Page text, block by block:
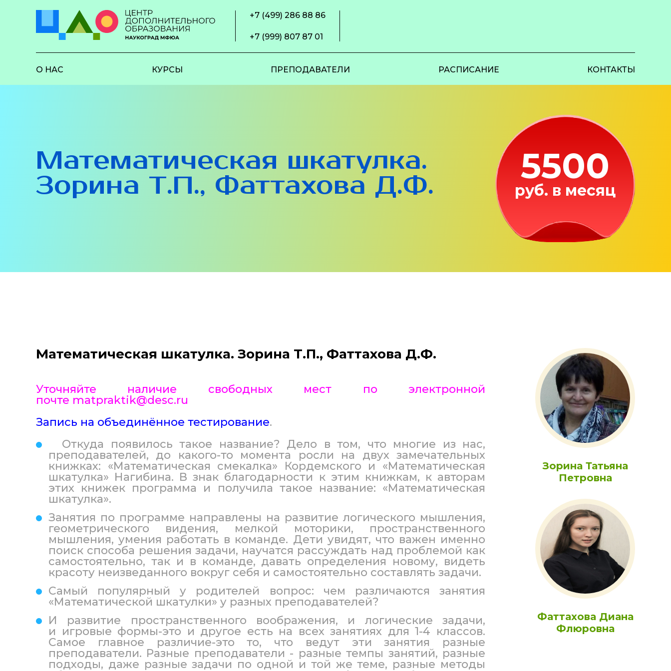
+7 (499) 286 88 86
+7 (999) 807 87 01
О НАС КУРСЫ ПРЕПОДАВАТЕЛИ РАСПИСАНИЕ КОНТАКТЫ
Математическая шкатулка.
Зорина Т.П., Фаттахова Д.Ф.
5500
руб. в месяц
Математическая шкатулка. Зорина Т.П., Фаттахова Д.Ф.
Уточняйте наличие свободных мест по электронной
почте matрraktik@desc.ru
Запись на объединённое тестирование.
Откуда появилось такое название? Дело в том, что многие из нас,
преподавателей, до какого-то момента росли на двух замечательных
книжках: «Математическая смекалка» Кордемского и «Математическая
шкатулка» Нагибина. В знак благодарности к этим книжкам, к авторам
этих книжек программа и получила такое название: «Математическая
шкатулка».
Занятия по программе направлены на развитие логического мышления,
геометрического видения, мелкой моторики, пространственного
мышления, умения работать в команде. Дети увидят, что важен именно
поиск способа решения задачи, научатся рассуждать над проблемой как
самостоятельно, так и в команде, давать определения новому, видеть
красоту неизведанного вокруг себя и самостоятельно составлять задачи.
Самый популярный у родителей вопрос: чем различаются занятия
«Математической шкатулки» у разных преподавателей?
И развитие пространственного воображения, и логические задачи,
и игровые формы-это и другое есть на всех занятиях для 1-4 классов.
Самое главное различие-это то, что ведут эти занятия разные
преподаватели. Разные преподаватели - разные темпы занятий, разные
подходы, даже разные задачи по одной и той же теме, разные методы
Зорина Татьяна
Петровна
Фаттахова Диана
Флюровна